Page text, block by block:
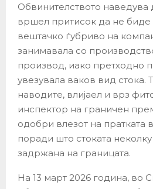
Обвинителството наведува
вршел притисок да не биде
вештачко ѓубриво на
занимавала со
производ, иако претходно
увезувала ваков вид стока.
наводите, влијаел и врз
инспектор на граничен
одобри влезот на пратката
поради што стоката
задржана на границата.
На 13 март 2026 година, во